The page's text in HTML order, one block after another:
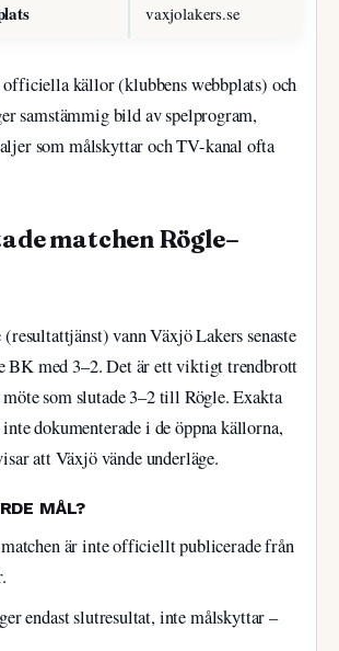
vaxjolakers.se
källor (klubbens webbplats) och
samstämmig bild av spelprogram,
som målskyttar och TV-kanal ofta
matchen Rögle–
vann Växjö Lakers senaste
BK med 3–2. Det är ett viktigt trendbrott
som slutade 3–2 till Rögle. Exakta
dokumenterade i de öppna källorna,
att Växjö vände underläge.
MÅL?
är inte officiellt publicerade från
endast slutresultat, inte målskyttar –